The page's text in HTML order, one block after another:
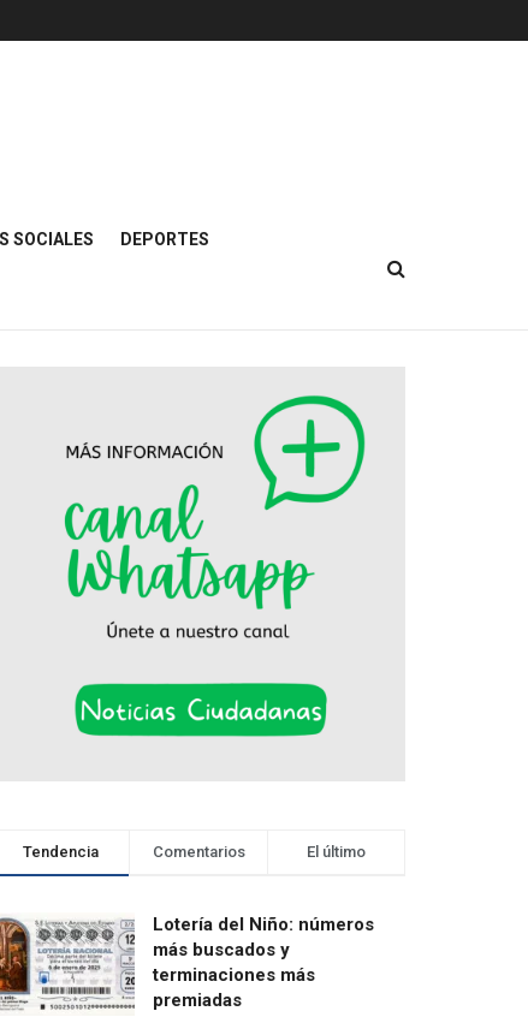
SOCIALES DEPORTES
Tendencia Comentarios El último
Lotería del Niño: números
más buscados y
terminaciones más
premiadas